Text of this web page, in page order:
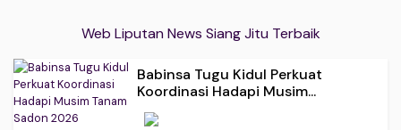
Web Liputan News Siang Jitu Terbaik
Babinsa Tugu Kidul Perkuat
Koordinasi Hadapi Musim...